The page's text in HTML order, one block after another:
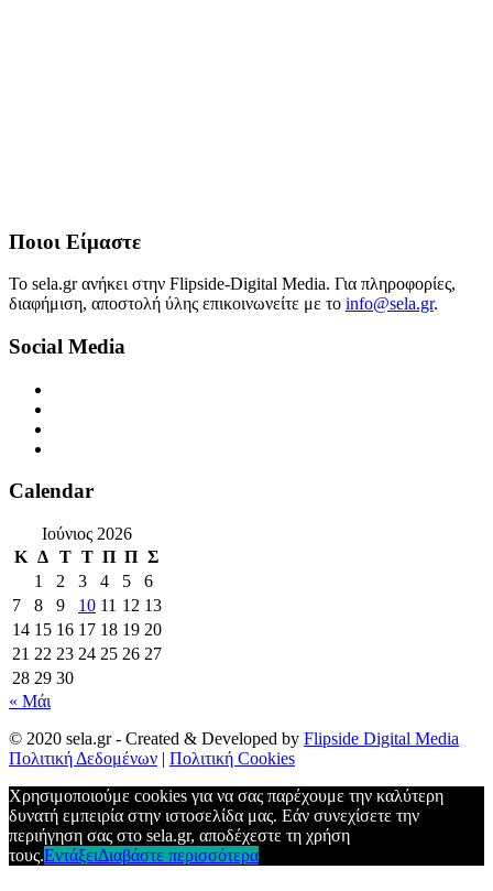
Ποιοι Είμαστε
Το sela.gr ανήκει στην Flipside-Digital Media. Για πληροφορίες,
διαφήμιση, αποστολή ύλης επικοινωνείτε με το info@sela.gr.
Social Media
Calendar
Ιούνιος 2026
Κ Δ Τ Τ Π Π Σ
1
2 3 4 5
6
7
8 9 10 11 12 13
14 15 16 17 18 19 20
21 22 23 24 25 26 27
28 29 30
« Μάι
© 2020 sela.gr - Created & Developed by Flipside Digital Media
Πολιτική Δεδομένων | Πολιτική Cookies
Χρησιμοποιούμε cookies για να σας παρέχουμε την καλύτερη
δυνατή εμπειρία στην ιστοσελίδα μας. Εάν συνεχίσετε την
περιήγηση σας στο sela.gr, αποδέχεστε τη χρήση
τους.ΕντάξειΔιαβάστε περισσότερα